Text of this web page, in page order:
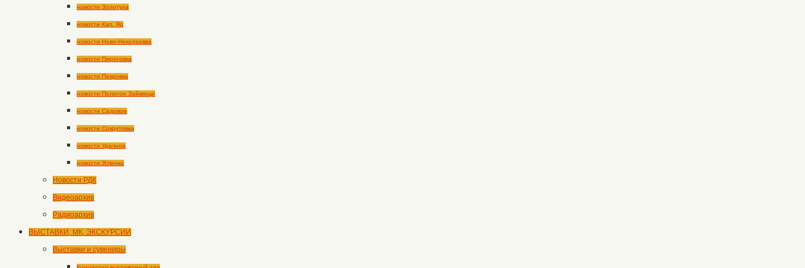
новости Золотуха
новости Кап. Яр
новости Ново-Николаевка
новости Пироговка
новости Покровка
новости Пологое Займище
новости Садовое
новости Сокрутовка
новости Удачное
новости Успенка
Новости РДК
Видеоархив
Радиоархив
ВЫСТАВКИ, МК, ЭКСКУРСИИ
Выставки и сувениры